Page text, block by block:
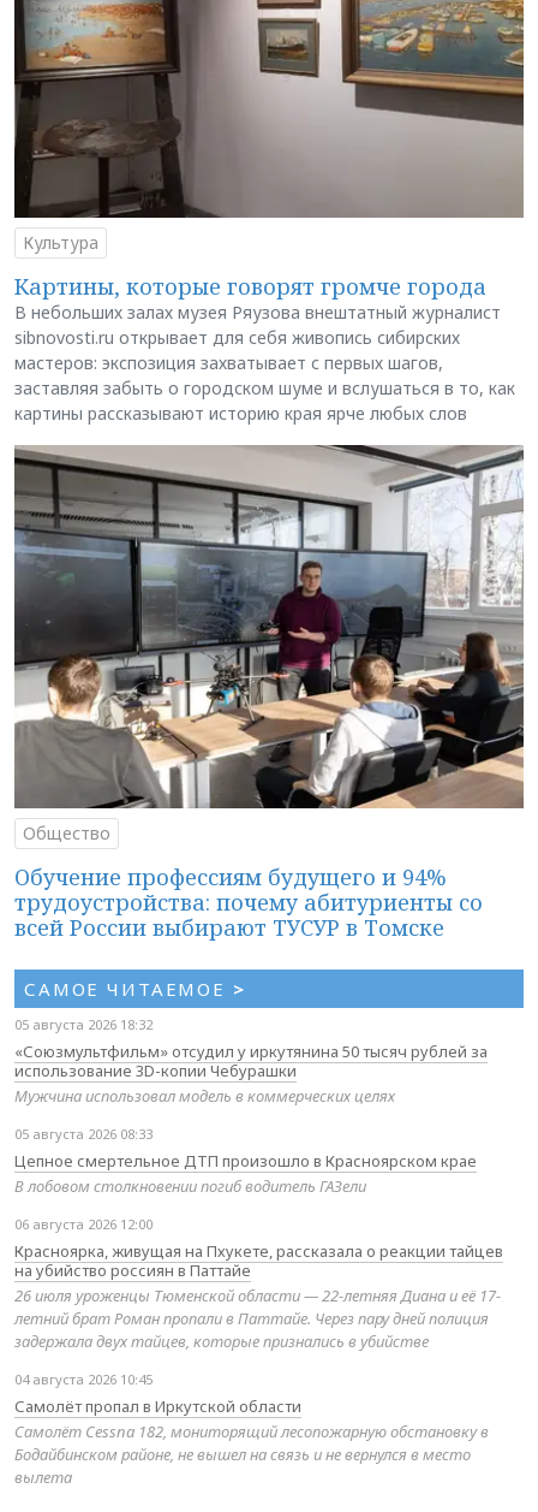
Культура
Картины, которые говорят громче города
В небольших залах музея Ряузова внештатный журналист
sibnovosti.ru открывает для себя живопись сибирских
мастеров: экспозиция захватывает с первых шагов,
заставляя забыть о городском шуме и вслушаться в то, как
картины рассказывают историю края ярче любых слов
Общество
Обучение профессиям будущего и 94%
трудоустройства: почему абитуриенты со
всей России выбирают ТУСУР в Томске
САМОЕ ЧИТАЕМОЕ >
05 августа 2026 18:32
«Союзмультфильм» отсудил у иркутянина 50 тысяч рублей за
использование 3D-копии Чебурашки
Мужчина использовал модель в коммерческих целях
05 августа 2026 08:33
Цепное смертельное ДТП произошло в Красноярском крае
В лобовом столкновении погиб водитель ГАЗели
06 августа 2026 12:00
Красноярка, живущая на Пхукете, рассказала о реакции тайцев
на убийство россиян в Паттайе
26 июля уроженцы Тюменской области — 22-летняя Диана и её 17-
летний брат Роман пропали в Паттайе. Через пару дней полиция
задержала двух тайцев, которые признались в убийстве
04 августа 2026 10:45
Самолёт пропал в Иркутской области
Самолёт Cessna 182, мониторящий лесопожарную обстановку в
Бодайбинском районе, не вышел на связь и не вернулся в место
вылета